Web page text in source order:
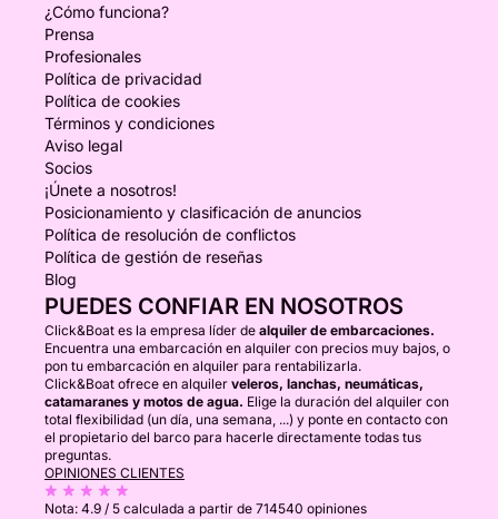
¿Cómo funciona?
Prensa
Profesionales
Política de privacidad
Política de cookies
Términos y condiciones
Aviso legal
Socios
¡Únete a nosotros!
Posicionamiento y clasificación de anuncios
Política de resolución de conflictos
Política de gestión de reseñas
Blog
PUEDES CONFIAR EN NOSOTROS
Click&Boat es la empresa líder de alquiler de embarcaciones.
Encuentra una embarcación en alquiler con precios muy bajos, o
pon tu embarcación en alquiler para rentabilizarla.
Click&Boat ofrece en alquiler veleros, lanchas, neumáticas,
catamaranes y motos de agua. Elige la duración del alquiler con
total flexibilidad (un día, una semana, ...) y ponte en contacto con
el propietario del barco para hacerle directamente todas tus
preguntas.
OPINIONES CLIENTES
Nota: 4.9 / 5 calculada a partir de 714540 opiniones